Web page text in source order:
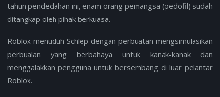
tahun pendedahan ini, enam orang pemangsa (pedofil) sudah
ditangkap oleh pihak berkuasa.
Roblox menuduh Schlep dengan perbuatan mengsimulasikan
perbualan yang berbahaya untuk kanak-kanak dan
menggalakkan pengguna untuk bersembang di luar pelantar
Roblox.